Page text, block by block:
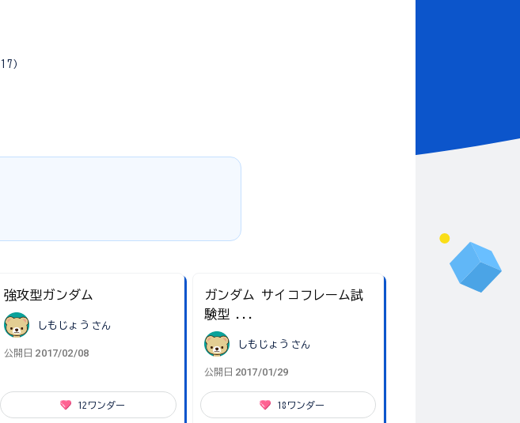
）
強攻型ガンダム
しもじょう さん
公開日 2017/02/08
12 ワンダー
ガンダム サイコフレーム試
験型 ...
しもじょう さん
公開日 2017/01/29
18 ワンダー